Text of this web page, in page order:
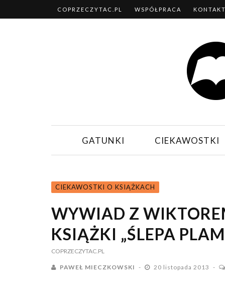
COPRZECZYTAC.PL WSPÓŁPRACA KONTAKT
GATUNKI CIEKAWOSTKI
CIEKAWOSTKI O KSIĄŻKACH
WYWIAD Z
KSIĄŻKI „ŚLEPA
COPRZECZYTAC.PL
PAWEŁ MIECZKOWSKI 20 listopada 2013